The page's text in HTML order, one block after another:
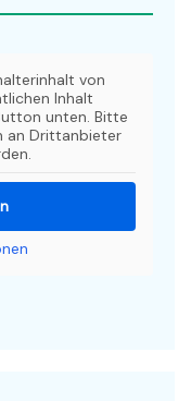
von
Inhalt
unten. Bitte
an Drittanbieter